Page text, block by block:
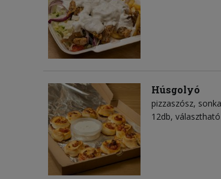
Húsgolyó
pizzaszósz sonka
12db,